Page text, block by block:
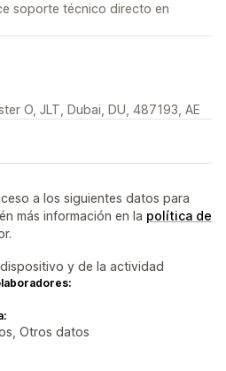
soporte técnico directo en
O, JLT, Dubai, DU, 487193, AE
a los siguientes datos para
más información en la política de
y de la actividad
Otros datos